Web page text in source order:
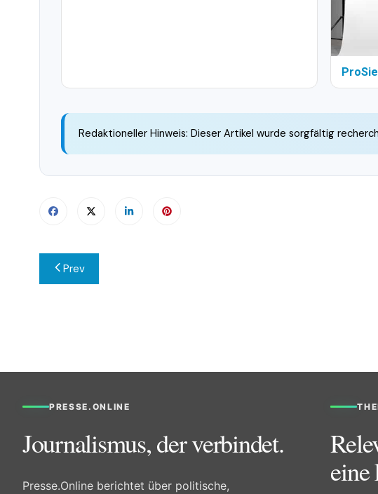
Redaktioneller Hinweis: Dieser Artikel wurde sorgfältig
Beitragsnavigation
Prev
PRESSE.ONLINE
Journalismus, der verbindet.
Presse.Online berichtet über politische,
eine